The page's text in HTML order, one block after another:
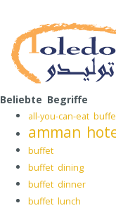
Beliebte Begriffe
all-you-can-eat
amman
buffet
buffet dining
buffet dinner
buffet lunch